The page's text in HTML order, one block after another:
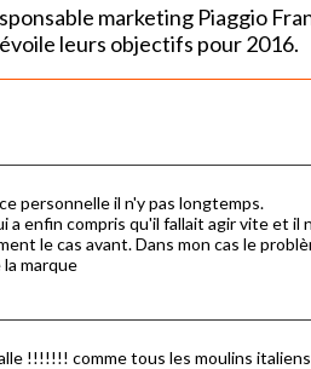
marketing Piaggio
leurs objectifs pour 2016.
personnelle il n'y pas longtemps.
enfin compris qu'il fallait agir vite et il
le cas avant. Dans mon cas le
marque
!!!!!!! comme tous les moulins italiens